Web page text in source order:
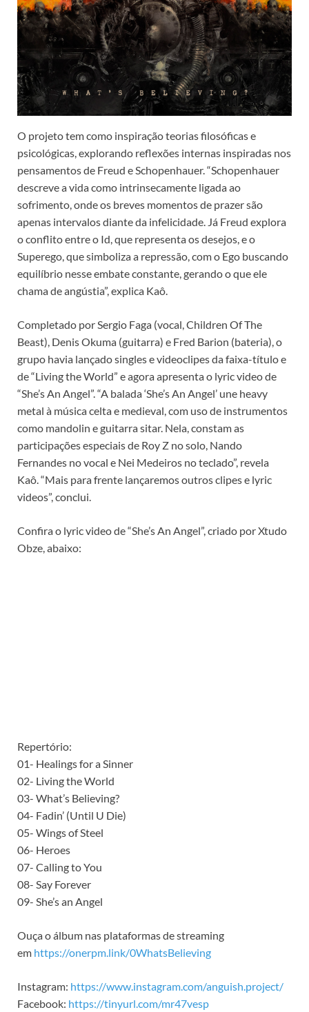
O projeto tem como inspiração teorias filosóficas e
psicológicas, explorando reflexões internas inspiradas nos
pensamentos de Freud e Schopenhauer. “Schopenhauer
descreve a vida como intrinsecamente ligada ao
sofrimento, onde os breves momentos de prazer são
apenas intervalos diante da infelicidade. Já Freud explora
o conflito entre o Id, que representa os desejos, e o
Superego, que simboliza a repressão, com o Ego buscando
equilíbrio nesse embate constante, gerando o que ele
chama de angústia”, explica Kaô.
Completado por Sergio Faga (vocal, Children Of The
Beast), Denis Okuma (guitarra) e Fred Barion (bateria), o
grupo havia lançado singles e videoclipes da faixa-título e
de “Living the World” e agora apresenta o lyric video de
“She’s An Angel”. “A balada ‘She’s An Angel’ une heavy
metal à música celta e medieval, com uso de instrumentos
como mandolin e guitarra sitar. Nela, constam as
participações especiais de Roy Z no solo, Nando
Fernandes no vocal e Nei Medeiros no teclado”, revela
Kaô. “Mais para frente lançaremos outros clipes e lyric
videos”, conclui.
Confira o lyric video de “She’s An Angel”, criado por Xtudo
Obze, abaixo:
Repertório:
01- Healings for a Sinner
02- Living the World
03- What’s Believing?
04- Fadin’ (Until U Die)
05- Wings of Steel
06- Heroes
07- Calling to You
08- Say Forever
09- She’s an Angel
Ouça o álbum nas plataformas de streaming
em https://onerpm.link/0WhatsBelieving
Instagram: https://www.instagram.com/anguish.project/
Facebook: https://tinyurl.com/mr47vesp